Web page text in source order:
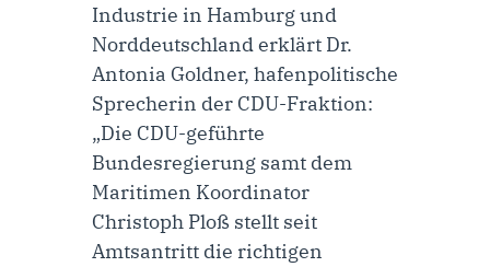
Industrie in Hamburg und
Norddeutschland erklärt Dr.
Antonia Goldner, hafenpolitische
Sprecherin der CDU-Fraktion:
„Die CDU-geführte
Bundesregierung samt dem
Maritimen Koordinator
Christoph Ploß stellt seit
Amtsantritt die richtigen